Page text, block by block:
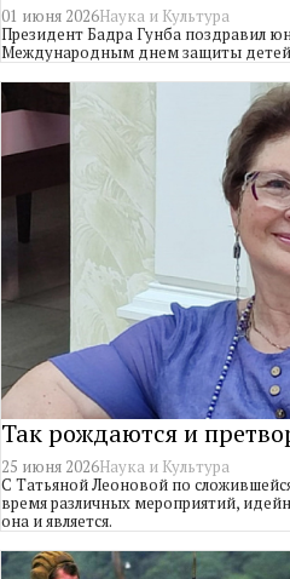
01 июня 2026Наука и Культура
Президент Бадра Гунба поздравил
Международным днем защиты
Так рождаются и
25 июня 2026Наука и Культура
С Татьяной Леоновой по
время различных мероприятий,
она и является.